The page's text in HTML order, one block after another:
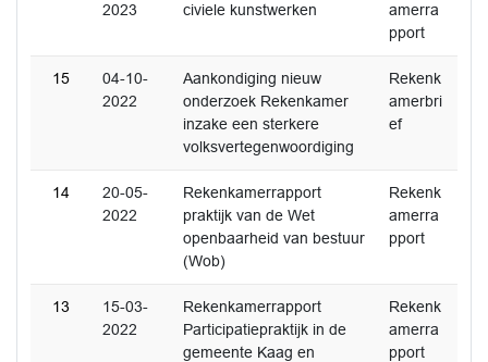
2023
civiele kunstwerken
amerra
pport
15
04-10-
2022
Aankondiging nieuw
onderzoek Rekenkamer
inzake een sterkere
volksvertegenwoordiging
Rekenk
amerbri
ef
14
20-05-
2022
Rekenkamerrapport
praktijk van de Wet
openbaarheid van bestuur
(Wob)
Rekenk
amerra
pport
13
15-03-
2022
Rekenkamerrapport
Participatiepraktijk in de
gemeente Kaag en
Rekenk
amerra
pport